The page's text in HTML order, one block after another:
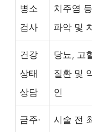
병소
검사
치주염
파악 및
건강
상태
상담
당뇨, 고
질환 및
인
금주· 시술 전